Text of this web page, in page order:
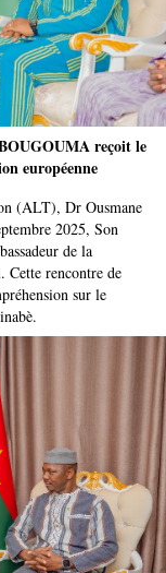
reçoit le
européenne
(ALT), Dr Ousmane
2025, Son
de la
Cette rencontre de
sur le